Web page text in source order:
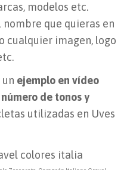
modelos etc.
que quieras en
cualquier imagen, logo
ejemplo en vídeo
de tonos y
utilizadas en Uves